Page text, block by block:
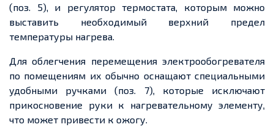
(поз. 5), и регулятор термостата, которым можно
выставить необходимый верхний предел
температуры нагрева.
Для облегчения перемещения электрообогревателя
по помещениям их обычно оснащают специальными
удобными ручками (поз. 7), которые исключают
прикосновение руки к нагревательному элементу,
что может привести к ожогу.